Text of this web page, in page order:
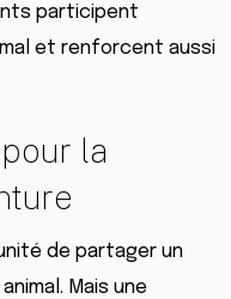
participent
et renforcent aussi
la
de partager un
Mais une